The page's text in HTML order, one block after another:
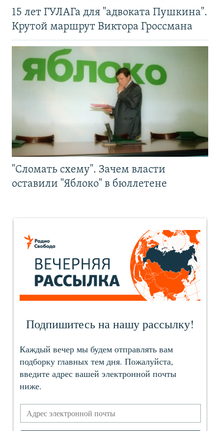
15 лет ГУЛАГа для "адвоката Пушкина".
Крутой маршрут Виктора Гроссмана
"Сломать схему". Зачем власти
оставили "Яблоко" в бюллетене